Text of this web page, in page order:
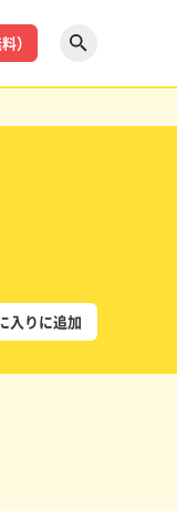
）
入りに追加